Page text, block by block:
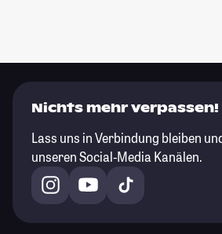
Nichts mehr verpassen!
Lass uns in Verbindung bleiben
unseren Social-Media Kanälen.